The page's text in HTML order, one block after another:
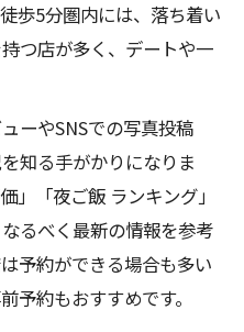
歩5分圏内には、落ち着い
つ店が多く、デートや一
ーやSNSでの写真投稿
知る手がかりになりま
」「夜ご飯 ランキング」
るべく最新の情報を参考
予約ができる場合も多い
予約もおすすめです。